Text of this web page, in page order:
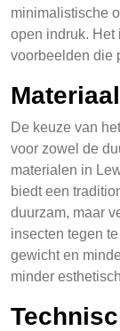
minimalistische
open indruk. Het
voorbeelden die
De keuze van
voor zowel de
materialen in
biedt een
duurzam, maar
insecten tegen
gewicht en
minder